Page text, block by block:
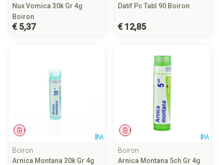
Nux Vomica 30k Gr 4g
Boiron
€ 5,37
Datif Pc Tabl 90 Boiron
€ 12,85
Geneesmiddel
Boiron
Arnica Montana 30k Gr 4g
Geneesmiddel
Boiron
Arnica Montana 5ch Gr 4g